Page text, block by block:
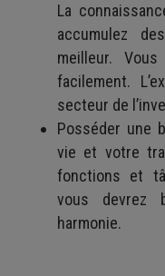
La
accumulez
meilleur.
facilement.
secteur de
Posséder une
vie et votre
fonctions et
vous devrez
harmonie.